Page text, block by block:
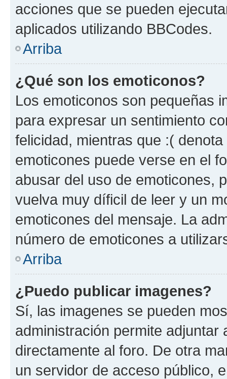
acciones que se pueden
aplicados utilizando BBCodes.
Arriba
¿Qué son los emoticonos?
Los emoticonos son pequeñas
para expresar un sentimiento
felicidad, mientras que :(
emoticones puede verse en el
abusar del uso de emoticones,
vuelva muy díficil de leer y un
emoticones del mensaje. La
número de emoticones a
Arriba
¿Puedo publicar imagenes?
Sí, las imagenes se pueden
administración permite
directamente al foro. De otra
un servidor de acceso público,